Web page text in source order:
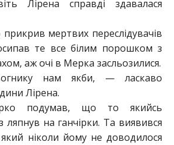
Лірена справді здавалася
мертвих переслідувачів
те все білим порошком з
аж очі в Мерка засльозилися.
нам якби, — ласкаво
Лірена.
подумав, що то якийсь
ляпнув на ганчірки. Та виявився
ніколи йому не доводилося